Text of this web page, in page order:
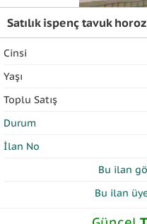
Satılık ispenç tavuk
Cinsi
Yaşı
Toplu Satış
Durum
İlan No
Bu ilan
Bu ilan